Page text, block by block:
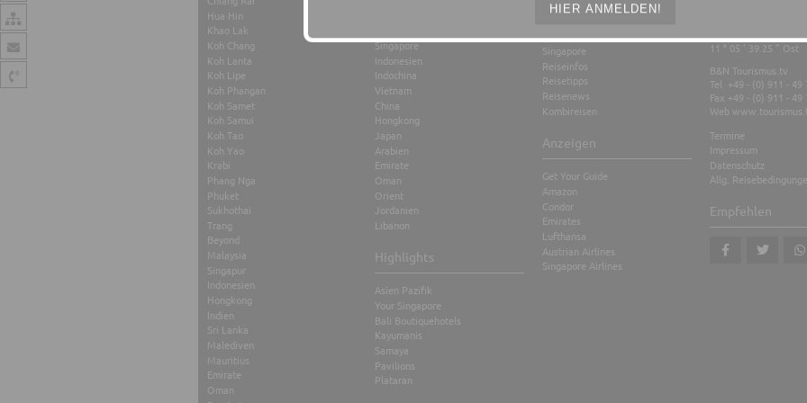
Hua Hin
Khao Lak
Koh Chang
Koh Lanta
Koh Lipe
Koh Phangan
Koh Samet
Koh Samui
Koh Tao
Koh Yao
Krabi
Phang Nga
Phuket
Sukhothai
Trang
Beyond
Malaysia
Singapur
Indonesien
Hongkong
Indien
Sri Lanka
Malediven
Mauritius
Emirate
Oman
Singapore
Indonesien
Indochina
Vietnam
China
Hongkong
Japan
Arabien
Emirate
Oman
Orient
Jordanien
Libanon
Highlights
Asien Pazifik
Your Singapore
Bali Boutiquehotels
Kayumanis
Samaya
Pavilions
Plataran
Stopover
Singapore
Reiseinfos
Reisetipps
Reisenews
Kombireisen
Anzeigen
Get Your Guide
Amazon
Condor
Emirates
Lufthansa
Austrian Airlines
Singapore Airlines
11 ° 05 ' 39.25 " Ost
B&N Tourismus.tv
Tel +49 - (0) 911 - 49
Fax +49 - (0) 911 - 49
Web
Termine
Impressum
Datenschutz
Allg.
Empfehlen
HIER ANMELDEN!